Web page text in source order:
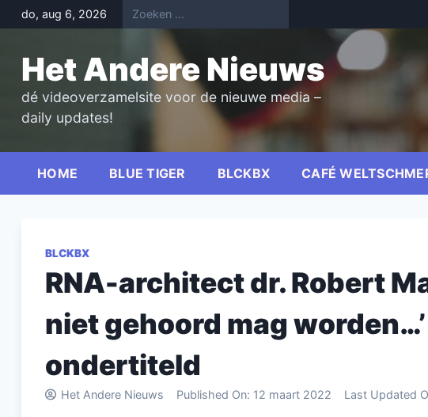
Skip
to
do, aug 6, 2026
Het Andere Nieuws
dé videoverzamelsite voor de nieuwe media –
daily updates!
HOME BLUE TIGER BLCKBX CAFÉ
BLCKBX
RNA-architect dr. Robert
niet gehoord mag
ondertiteld
Het Andere Nieuws Published On: 12 maart 2022 Last Updated